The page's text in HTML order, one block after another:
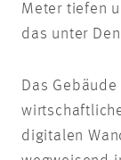
Meter tiefen
das unter
Das
digitalen